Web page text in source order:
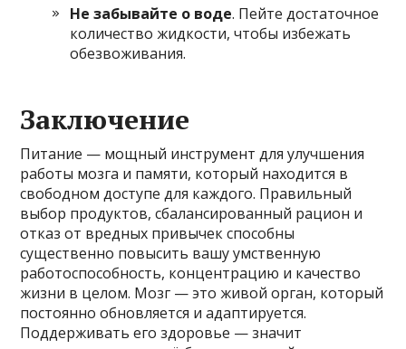
Не забывайте о воде. Пейте достаточное
количество жидкости, чтобы избежать
обезвоживания.
Заключение
Питание — мощный инструмент для улучшения
работы мозга и памяти, который находится в
свободном доступе для каждого. Правильный
выбор продуктов, сбалансированный рацион и
отказ от вредных привычек способны
существенно повысить вашу умственную
работоспособность, концентрацию и качество
жизни в целом. Мозг — это живой орган, который
постоянно обновляется и адаптируется.
Поддерживать его здоровье — значит